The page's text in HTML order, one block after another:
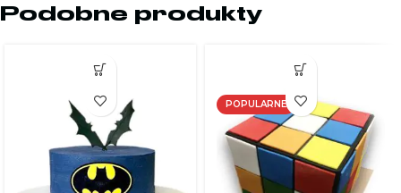
Podobne produkty
POPULARNE